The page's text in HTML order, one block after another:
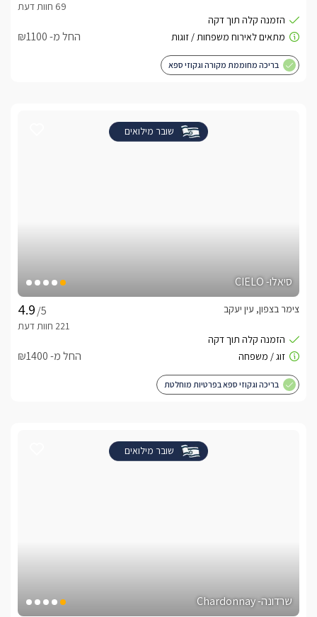
החל מ- ₪1100
בריכה מחוממת מקורה וגקוזי ספא
שובר מילואים
סיאלו- CIELO
/5
צימר בצפון, עין יעקב
החל מ- ₪1400
בריכה וגקוזי ספא בפרטיות מוחלטת
שובר מילואים
שרדונה- Chardonnay